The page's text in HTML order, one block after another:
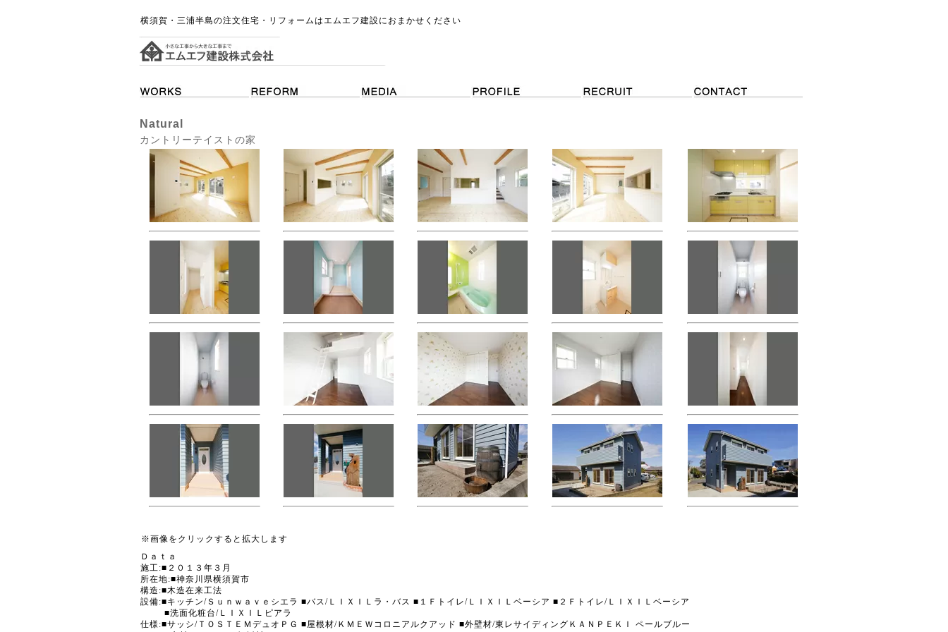
横須賀・三浦半島の注文住宅・リフォームはエムエフ建設におまかせください
Natural
カントリーテイストの家
※画像をクリックすると拡大します
Ｄａｔａ
施工:■２０１３年３月
所在地:■神奈川県横須賀市
構造:■木造在来工法
設備:■キッチン/Ｓｕｎｗａｖｅシエラ ■バス/ＬＩＸＩＬラ・バス ■１Ｆトイレ/ＬＩＸＩＬベーシア ■２Ｆトイレ/ＬＩＸＩＬベーシア
■洗面化粧台/ＬＩＸＩＬピアラ
仕様:■サッシ/ＴＯＳＴＥＭデュオＰＧ ■屋根材/ＫＭＥＷコロニアルクアッド ■外壁材/東レサイディングＫＡＮＰＥＫＩ ペールブルー